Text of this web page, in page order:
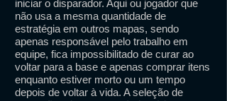
iniciar o disparador. Aqui ou jogador que
não usa a mesma quantidade de
estratégia em outros mapas, sendo
apenas responsável pelo trabalho em
equipe, fica impossibilitado de curar ao
voltar para a base e apenas comprar itens
enquanto estiver morto ou um tempo
depois de voltar à vida. A seleção de